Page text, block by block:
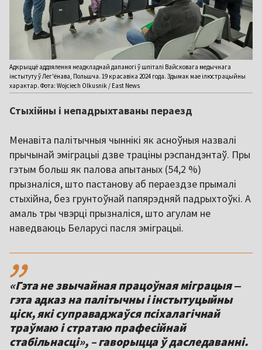
Адкрыццё аддзялення неадкладнай дапамогі ў шпіталі Вайсковага медычнага
інстытуту ў Лег'ёнава, Польшча. 19 красавіка 2024 года. Здымак мае ілюстрацыйны
характар. Фота: Wojciech Olkusnik / East News
Стыхійны і непадрыхтаваны пераезд
Менавіта палітычныя чыннікі як асноўныя назвалі
прычынай эміграцыі дзве траціны рэспандэнтаў. Пры
гэтым больш як палова апытаных (54,2 %)
прызналіся, што пастанову аб пераездзе прымалі
стыхійна, без грунтоўнай папярэдняй падрыхтоўкі. А
амаль тры чвэрці прызналіся, што агулам не
наведваюць Беларусі пасля эміграцыі.
,,
«Гэта не звычайная працоўная міграцыя ‒
гэта адказ на палітычны і інстытуцыйны
ціск, які суправаджаўся псіхалагічнай
траўмаю і стратаю прафесійнай
стабільнасці», – гаворыцца ў даследаванні.